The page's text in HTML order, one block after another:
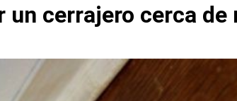
un cerrajero cerca de